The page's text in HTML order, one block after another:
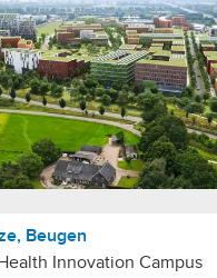
Beugen
Innovation Campus